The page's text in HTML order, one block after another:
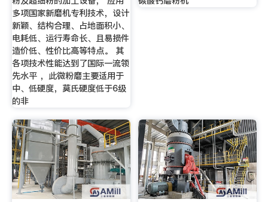
多项国家新磨机专利技术，设计
新颖、结构合理、占地面积小、
电耗低、运行寿命长、且易损件
造价低、性价比高等特点。 其
各项技术性能达到了国际一流领
先水平 ，此微粉磨主要适用于
中、低硬度，莫氏硬度低于6级
的非